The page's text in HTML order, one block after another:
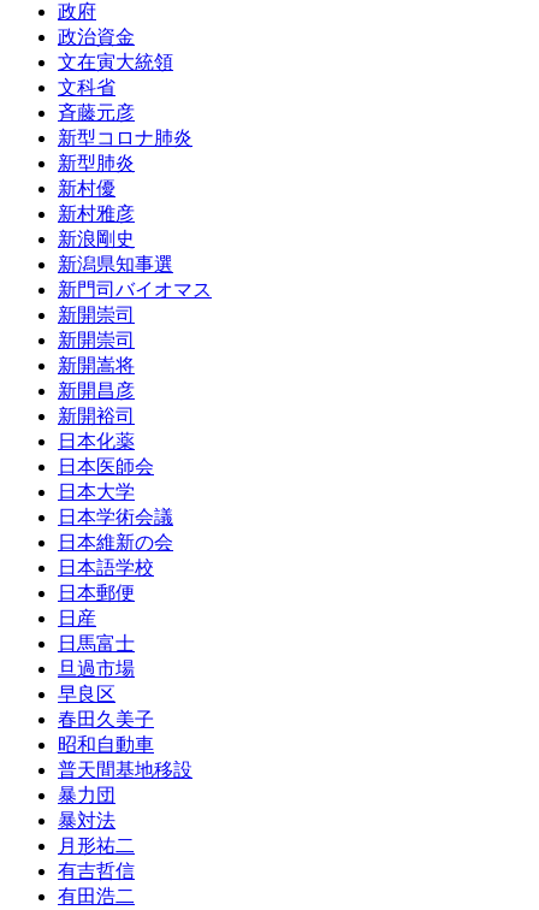
政府
政治資金
文在寅大統領
文科省
斉藤元彦
新型コロナ肺炎
新型肺炎
新村優
新村雅彦
新浪剛史
新潟県知事選
新門司バイオマス
新開崇司
新開崇司
新開嵩将
新開昌彦
新開裕司
日本化薬
日本医師会
日本大学
日本学術会議
日本維新の会
日本語学校
日本郵便
日産
日馬富士
旦過市場
早良区
春田久美子
昭和自動車
普天間基地移設
暴力団
暴対法
月形祐二
有吉哲信
有田浩二